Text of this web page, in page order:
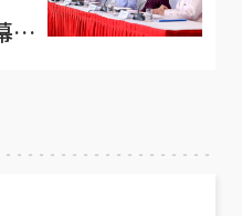
致